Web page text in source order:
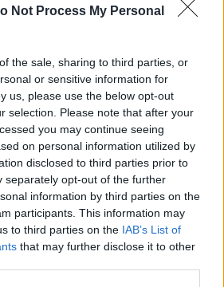
Not Process My Personal
the sale, sharing to third parties, or
or sensitive information for
us, please use the below opt-out
selection. Please note that after your
you may continue seeing
on personal information utilized by
disclosed to third parties prior to
separately opt-out of the further
information by third parties on the
participants. This information may
to third parties on the IAB’s List of
that may further disclose it to other